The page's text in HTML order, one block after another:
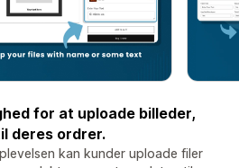
for at uploade billeder,
deres ordrer.
kan kunder uploade filer